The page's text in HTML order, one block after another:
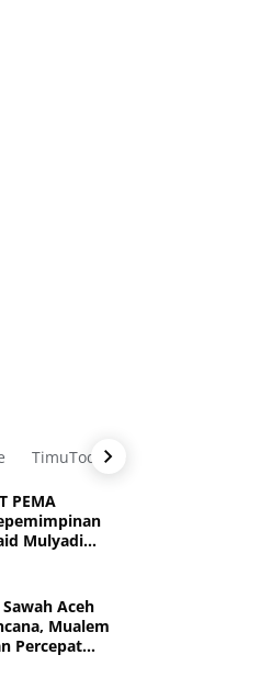
TimuToday.com
PEMA
Mulyadi
Kriteria
Aceh
Mualem
Percepat